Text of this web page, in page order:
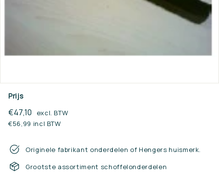
Prijs
Reguliere
prijs
€47,10 €47,10
excl. BTW
€56,99 incl BTW
Originele fabrikant onderdelen of Hengers huismerk.
Grootste assortiment schoffelonderdelen